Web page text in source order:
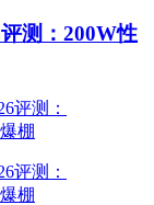
测：200W性